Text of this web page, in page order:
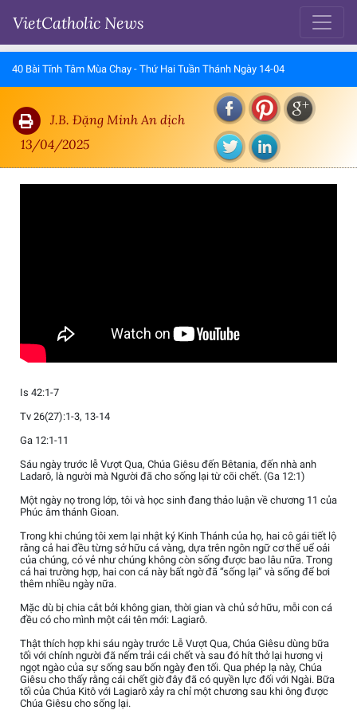
VietCatholic News
40 Bài Tĩnh Tâm Mùa Chay - Thứ Hai Tuần Thánh Ngày 14-04
J.B. Đặng Minh An dịch
13/04/2025
Is 42:1-7
Tv 26(27):1-3, 13-14
Ga 12:1-11
Sáu ngày trước lễ Vượt Qua, Chúa Giêsu đến Bêtania, đến nhà anh
Ladarô, là người mà Người đã cho sống lại từ cõi chết. (Ga 12:1)
Một ngày nọ trong lớp, tôi và học sinh đang thảo luận về chương 11 của
Phúc âm thánh Gioan.
Trong khi chúng tôi xem lại nhật ký Kinh Thánh của họ, hai cô gái tiết lộ
rằng cả hai đều từng sở hữu cá vàng, dựa trên ngôn ngữ cơ thể uể oải
của chúng, có vẻ như chúng không còn sống được bao lâu nữa. Trong
cả hai trường hợp, hai con cá này bất ngờ đã “sống lại” và sống để bơi
thêm nhiều ngày nữa.
Mặc dù bị chia cắt bởi không gian, thời gian và chủ sở hữu, mỗi con cá
đều có cho mình một cái tên mới: Lagiarô.
Thật thích hợp khi sáu ngày trước Lễ Vượt Qua, Chúa Giêsu dùng bữa
tối với chính người đã nếm trải cái chết và sau đó hít thở lại hương vị
ngọt ngào của sự sống sau bốn ngày đen tối. Qua phép lạ này, Chúa
Giêsu cho thấy rằng cái chết giờ đây đã có quyền lực đối với Ngài. Bữa
tối của Chúa Kitô với Lagiarô xảy ra chỉ một chương sau khi ông được
Chúa Giêsu cho sống lại.